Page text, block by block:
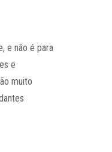
e não é para
e
muito